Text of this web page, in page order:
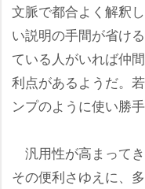
文脈で都合よく解釈
い説明の手間が省け
ている人がいれば仲
利点があるようだ。
ンプのように使い勝
汎用性が高まって
その便利さゆえに、